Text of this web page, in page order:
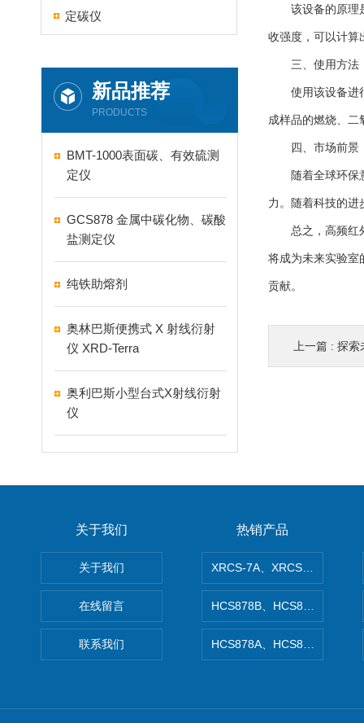
定碳仪
新品推荐
PRODUCTS
BMT-1000表面碳、有效硫测
定仪
GCS878 金属中碳化物、碳酸
盐测定仪
纯铁助熔剂
奥林巴斯便携式 X 射线衍射
仪 XRD-Terra
奥利巴斯小型台式X射线衍射
仪
该设备的原理是
收强度，可以计算
三、使用方法
使用该设备进行
成样品的燃烧、二
四、市场前景
随着全球环保意
力。随着科技的进
总之，高频红外
将成为未来实验室
贡献。
上一篇 : 探索
关于我们
关于我们
在线留言
联系我们
热销产品
XRCS-7A、XRCS-7B防腐蚀
HCS878B、HCS878A矿石型
HCS878A、HCS878B非金属